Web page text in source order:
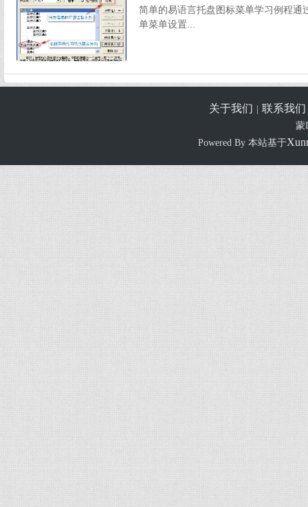
简单的易语言托盘图标菜单学习例程通
单菜单设置...
关于我们 联系我们
蒙
Powered By 本站基于